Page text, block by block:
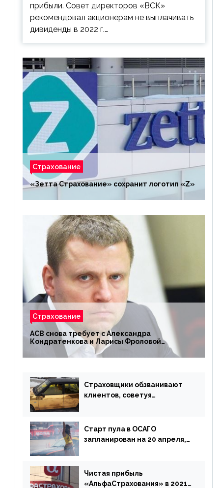
прибыли. Совет директоров «ВСК»
рекомендовал акционерам не выплачивать
дивиденды в 2022 г.…
Страхование
«Зетта Страхование» сохранит логотип «Z»
Страхование
АСВ снова требует с Александра
Кондратенкова и Ларисы Фроловой
возмещения убытков на 1,5 млрд р.
Страховщики обзванивают
клиентов, советуя
Старт пула в ОСАГО
запланирован на 20 апреля,
дублировать [дополнено]
Чистая прибыль
«АльфаСтрахования» в 2021